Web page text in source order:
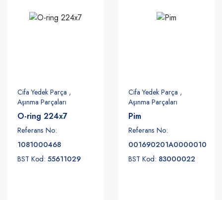
Cifa Yedek Parça ,
Aşınma Parçaları
O-ring 224x7
Referans No:
1081000468
BST Kod: 55611029
Cifa Yedek Parça ,
Aşınma Parçaları
Pim
Referans No:
001690201A0000010
BST Kod: 83000022